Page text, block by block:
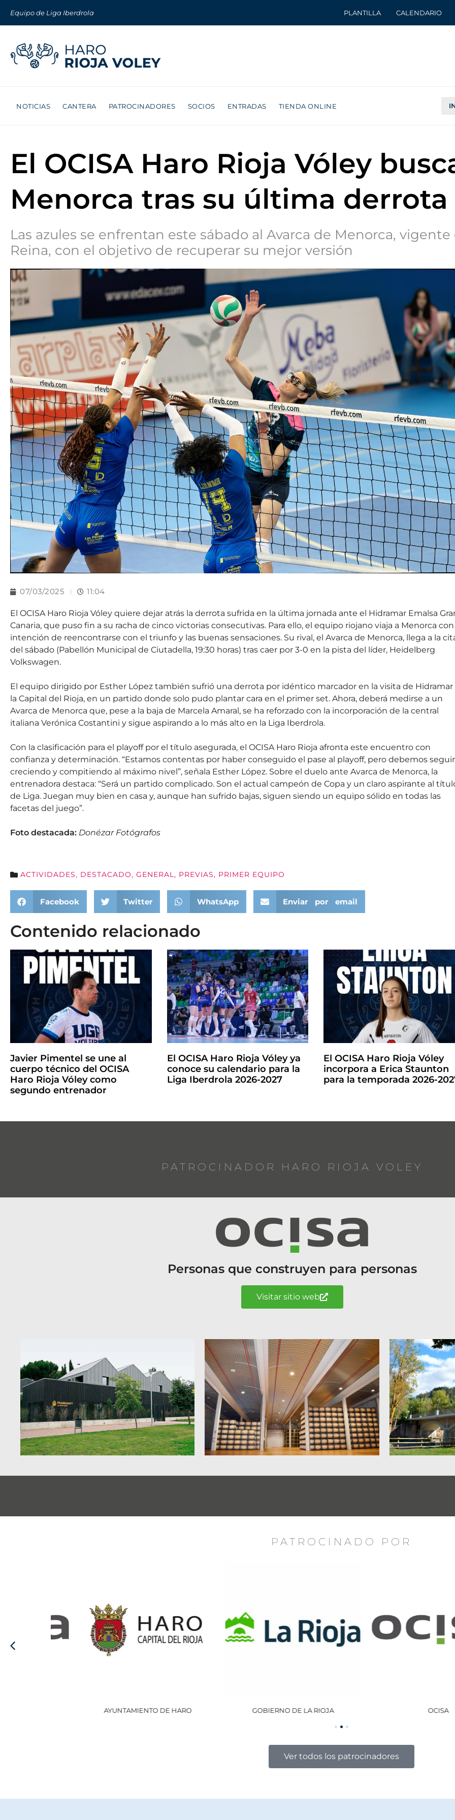
Equipo de Liga Iberdrola PLANTILLA CALENDARIO
NOTICIAS CANTERA PATROCINADORES SOCIOS ENTRADAS TIENDA ONLINE
El OCISA Haro Rioja Vóley
Menorca tras su última derrota
Las azules se enfrentan este sábado al Avarca de Menorca,
Reina, con el objetivo de recuperar su mejor versión
07/03/2025 11:04
El OCISA Haro Rioja Vóley quiere dejar atrás la derrota sufrida en la última jornada ante el Hidramar Emalsa
Canaria, que puso fin a su racha de cinco victorias consecutivas. Para ello, el equipo riojano viaja a Menorca con
intención de reencontrarse con el triunfo y las buenas sensaciones. Su rival, el Avarca de Menorca, llega a la
del sábado (Pabellón Municipal de Ciutadella, 19:30 horas) tras caer por 3-0 en la pista del líder, Heidelberg
Volkswagen.
El equipo dirigido por Esther López también sufrió una derrota por idéntico marcador en la visita de Hidramar
la Capital del Rioja, en un partido donde solo pudo plantar cara en el primer set. Ahora, deberá medirse a un
Avarca de Menorca que, pese a la baja de Marcela Amaral, se ha reforzado con la incorporación de la central
italiana Verónica Costantini y sigue aspirando a lo más alto en la Liga Iberdrola.
Con la clasificación para el playoff por el título asegurada, el OCISA Haro Rioja afronta este encuentro con
confianza y determinación. “Estamos contentas por haber conseguido el pase al playoff, pero debemos seguir
creciendo y compitiendo al máximo nivel”, señala Esther López. Sobre el duelo ante Avarca de Menorca, la
entrenadora destaca: “Será un partido complicado. Son el actual campeón de Copa y un claro aspirante al
de Liga. Juegan muy bien en casa y, aunque han sufrido bajas, siguen siendo un equipo sólido en todas las
facetas del juego”.
Foto destacada: Donézar Fotógrafos
ACTIVIDADES, DESTACADO, GENERAL, PREVIAS, PRIMER EQUIPO
Facebook Twitter WhatsApp Enviar por email
Contenido relacionado
Javier Pimentel se une al
cuerpo técnico del OCISA
Haro Rioja Vóley como
segundo entrenador
El OCISA Haro Rioja Vóley ya
conoce su calendario para la
Liga Iberdrola 2026-2027
El OCISA Haro Rioja Vóley
incorpora a Erica Staunton
para la temporada 2026-
PATROCINADOR HARO RIOJA VOLEY
Personas que construyen para personas
Visitar sitio web
PATROCINADO POR
AYUNTAMIENTO DE HARO GOBIERNO DE LA RIOJA
Ver todos los patrocinadores